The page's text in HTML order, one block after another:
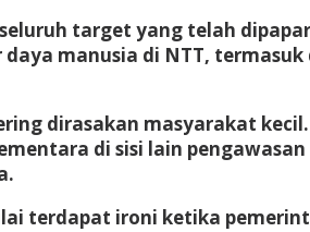
target yang telah
manusia di NTT,
dirasakan masyarakat
di sisi lain
terdapat ironi ketika